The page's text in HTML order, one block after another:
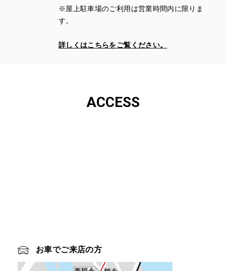
※屋上駐車場のご利用は営業時間内に限りま
す。
詳しくはこちらをご覧ください。
ACCESS
お車でご来店の方